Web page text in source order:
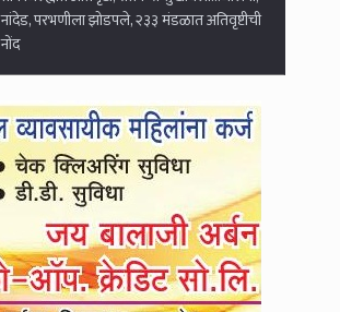
3
व्हॉट्सअपला स्टेटस ठेवत वरिष्ठांच्या जाचाला
4
लातूरचे प्रसिद्ध हृदयरोगतज्ज्ञ डॉ. मेहुल राठोड यांची
आत्महत्या